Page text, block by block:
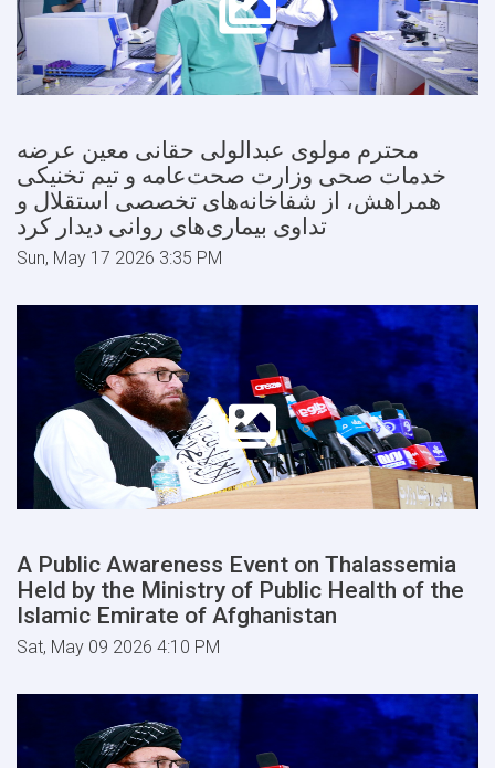
محترم مولوی عبدالولی حقانی معین عرضه
خدمات صحی وزارت صحت‌عامه و تیم تخنیکی
همراهش، از شفاخانه‌های تخصصی استقلال و
تداوی بیماری‌های روانی دیدار کرد
Sun, May 17 2026 3:35 PM
A Public Awareness Event on Thalassemia
Held by the Ministry of Public Health of the
Islamic Emirate of Afghanistan
Sat, May 09 2026 4:10 PM